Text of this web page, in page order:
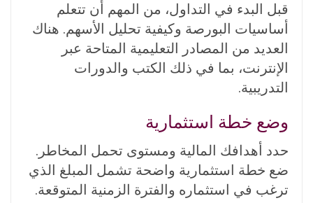
قبل البدء في التداول، من المهم أن تتعلم
أساسيات البورصة وكيفية تحليل الأسهم. هناك
العديد من المصادر التعليمية المتاحة عبر
الإنترنت، بما في ذلك الكتب والدورات
التدريبية.
وضع خطة استثمارية
حدد أهدافك المالية ومستوى تحمل المخاطر.
ضع خطة استثمارية واضحة تشمل المبلغ الذي
ترغب في استثماره والفترة الزمنية المتوقعة.